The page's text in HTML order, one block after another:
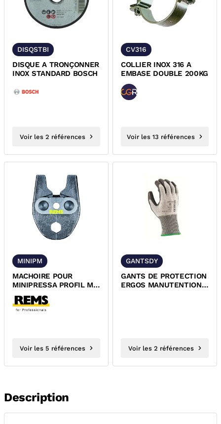
DISQSTBI
DISQUE A TRONÇONNER
INOX STANDARD BOSCH
Voir les 2 références
CV316
COLLIER INOX 316 A
EMBASE DOUBLE 200KG
Voir les 13 références
MINIPM
MACHOIRE POUR
MINIPRESSA PROFIL M
REMS
Voir les 5 références
GANTSDY
GANTS DE PROTECTION
ERGOS MANUTENTION
Voir les 2 références
Description